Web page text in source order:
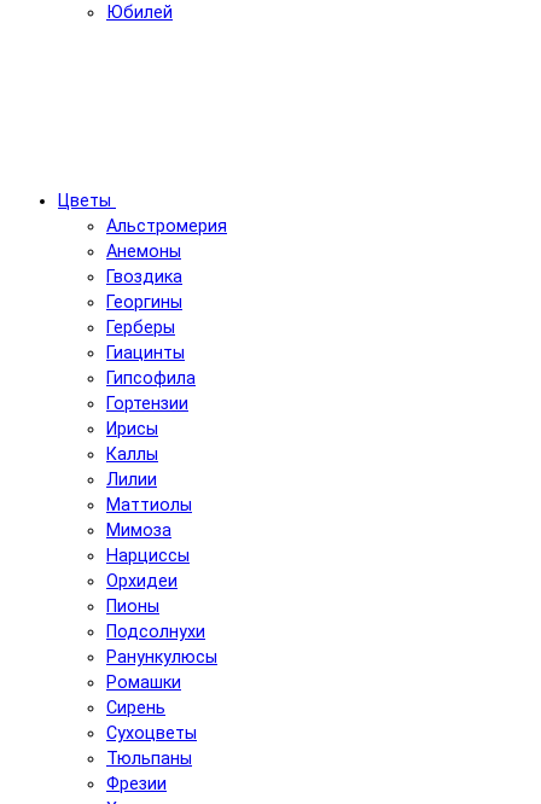
Юбилей
Цветы
Альстромерия
Анемоны
Гвоздика
Георгины
Герберы
Гиацинты
Гипсофила
Гортензии
Ирисы
Каллы
Лилии
Маттиолы
Мимоза
Нарциссы
Орхидеи
Пионы
Подсолнухи
Ранункулюсы
Ромашки
Сирень
Сухоцветы
Тюльпаны
Фрезии